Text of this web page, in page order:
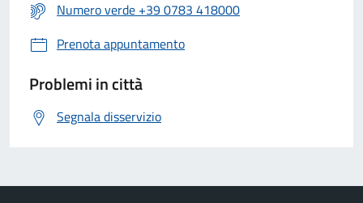
Numero verde +39 0783 418000
Prenota appuntamento
Problemi in città
Segnala disservizio